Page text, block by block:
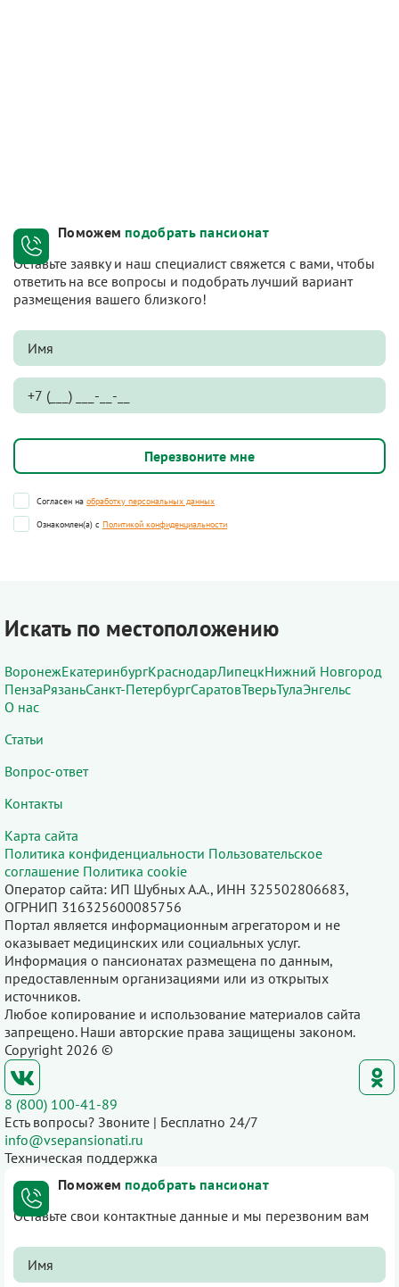
Поможем подобрать пансионат
Оставьте заявку и наш специалист свяжется с вами, чтобы
ответить на все вопросы и подобрать лучший вариант
размещения вашего близкого!
Согласен на обработку персональных данных
Ознакомлен(а) с Политикой конфиденциальности
Искать по местоположению
ВоронежЕкатеринбургКраснодарЛипецкНижний Новгород
ПензаРязаньСанкт-ПетербургСаратовТверьТулаЭнгельс
О нас
Статьи
Вопрос-ответ
Контакты
Карта сайта
Политика конфиденциальности Пользовательское
соглашение Политика cookie
Оператор сайта: ИП Шубных А.А., ИНН 325502806683,
ОГРНИП 316325600085756
Портал является информационным агрегатором и не
оказывает медицинских или социальных услуг.
Информация о пансионатах размещена по данным,
предоставленным организациями или из открытых
источников.
Любое копирование и использование материалов сайта
запрещено. Наши авторские права защищены законом.
Copyright 2026 ©
8 (800) 100-41-89
Есть вопросы? Звоните | Бесплатно 24/7
info@vsepansionati.ru
Техническая поддержка
Поможем подобрать пансионат
Оставьте свои контактные данные и мы перезвоним вам